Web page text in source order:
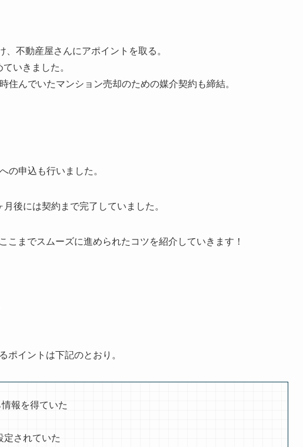
不動産屋さんにアポイントを取る。
いきました。
んでいたマンション売却のための媒介契約も締結。
の申込も行いました。
後には契約まで完了していました。
までスムーズに進められたコツを紹介していきます！
イントは下記のとおり。
報を得ていた
定されていた